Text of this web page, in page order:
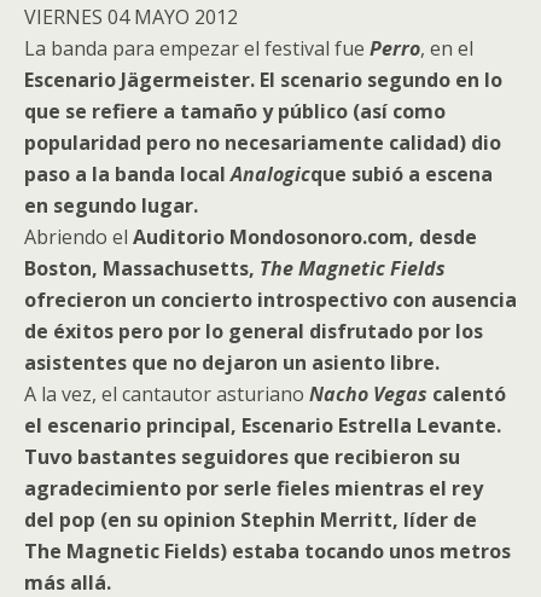
VIERNES 04 MAYO 2012
La banda para empezar el festival fue Perro, en el
Escenario Jägermeister. El scenario segundo en lo
que se refiere a tamaño y público (así como
popularidad pero no necesariamente calidad) dio
paso a la banda localAnalogicque subió a escena
en segundo lugar.
Abriendo el Auditorio Mondosonoro.com, desde
Boston, Massachusetts, The Magnetic Fields
ofrecieron un concierto introspectivo con ausencia
de éxitos pero por lo general disfrutado por los
asistentes que no dejaron un asiento libre.
A la vez, el cantautor asturiano Nacho Vegas calentó
el escenario principal, Escenario Estrella Levante.
Tuvo bastantes seguidores que recibieron su
agradecimiento por serle fieles mientras el rey
del pop (en su opinion Stephin Merritt, líder de
The Magnetic Fields) estaba tocando unos metros
más allá.